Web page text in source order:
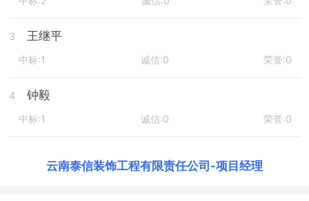
3 王继平
中标:1 诚信:0 荣誉:0
4 钟毅
中标:1 诚信:0 荣誉:0
云南泰信装饰工程有限责任公司 -项目经理